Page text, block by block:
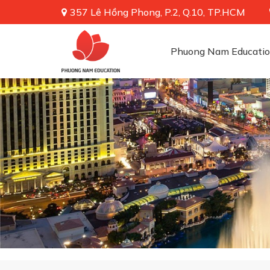
357 Lê Hồng Phong, P.2, Q.10, TP.HCM
Phuong Nam